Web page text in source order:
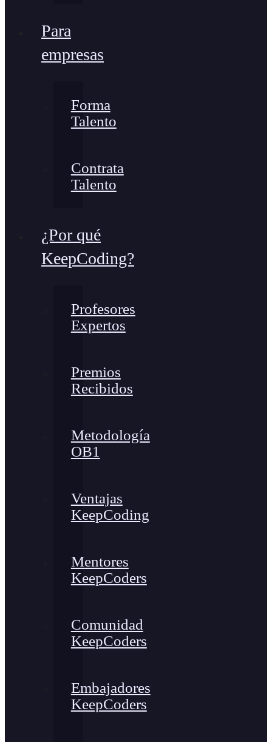
Para
empresas
Forma
Talento
Contrata
Talento
¿Por qué
KeepCoding?
Profesores
Expertos
Premios
Recibidos
Metodología
OB1
Ventajas
KeepCoding
Mentores
KeepCoders
Comunidad
KeepCoders
Embajadores
KeepCoders